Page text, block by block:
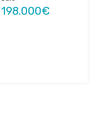
198.000€